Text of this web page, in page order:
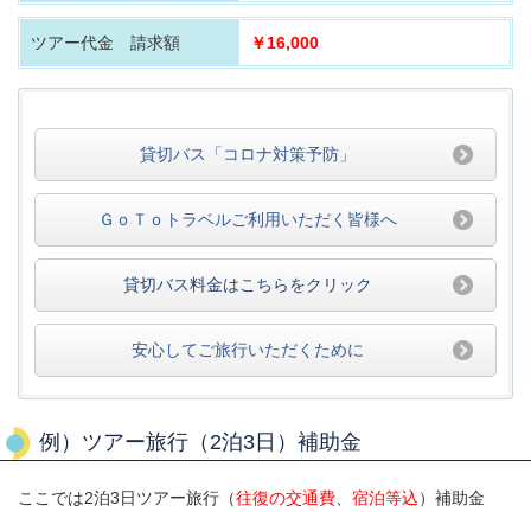
ツアー代金 請求額 ￥16,000
貸切バス「コロナ対策予防」
ＧｏＴｏトラベルご利用いただく皆様へ
貸切バス料金はこちらをクリック
安心してご旅行いただくために
例）ツアー旅行（2泊3日）補助金
ここでは2泊3日ツアー旅行（往復の交通費 宿泊等込）補助金